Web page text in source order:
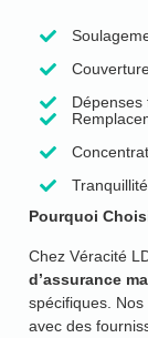
Dépenses
Pourquoi
Chez Véracité
d’assurance
spécifiques.
avec des